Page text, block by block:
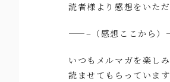
読者様より感想をいただ
——–（感想ここか
いつもメルマガを楽し
読ませてもらっています